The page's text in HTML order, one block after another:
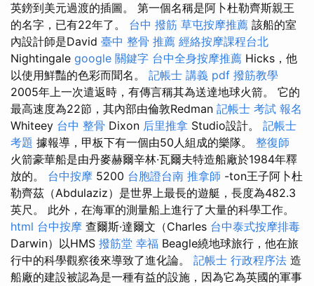
英鎊到美元過渡的插圖。 第一個名稱是阿卜杜勒齊斯親王
的名字，已有22年了。 台中 撥筋 草屯按摩推薦 該船的室
內設計師是David 臺中 整骨 推薦 經絡按摩課程台北
Nightingale google 關鍵字 台中全身按摩推薦 Hicks，他
以使用鮮豔的色彩而聞名。 記帳士 講義 pdf 撥筋教學
2005年上一次遣返時，有傳言稱其為送達地球火箭。 它的
最高速度為22節，其內部由倫敦Redman 記帳士 考試 報名
Whiteey 台中 整骨 Dixon 后里推拿 Studio設計。 記帳士
考題 據報導，甲板下有一個由50人組成的樂隊。 整復師
火箭豪華船是由丹麥赫爾辛林·瓦爾夫特造船廠於1984年釋
放的。 台中按摩 5200 台胞證台南 推拿師 -ton王子阿卜杜
勒齊茲（Abdulaziz）是世界上最長的遊艇，長度為482.3
英尺。 此外，在海軍的測量船上進行了大量的科學工作。
html 台中按摩 查爾斯·達爾文（Charles 台中泰式按摩排毒
Darwin）以HMS 撥筋堂 幸福 Beagle繞地球旅行，他在旅
行中的科學觀察後來導致了進化論。 記帳士 行政程序法 造
船廠的建設被認為是一種有益的設施，因為它為英國的軍事